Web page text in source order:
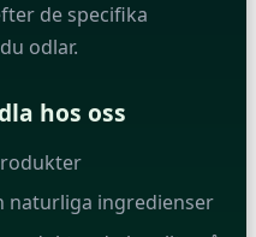
de specifika
odlar.
hos oss
naturliga ingredienser